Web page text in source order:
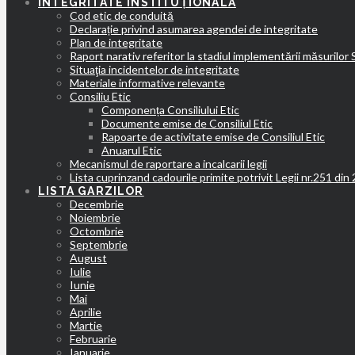
Cod etic de conduită
Declarație privind asumarea agendei de integritate
Plan de integritate
Raport narativ referitor la stadiul implementării măsurilor
Situaţia incidentelor de integritate
Materiale informative relevante
Consiliu Etic
Componența Consiliului Etic
Documente emise de Consiliul Etic
Rapoarte de activitate emise de Consiliul Etic
Anuarul Etic
Mecanismul de raportare a incalcarii legii
Lista cuprinzand cadourile primite potrivit Legii nr.251 din
LISTA GARZILOR
Decembrie
Noiembrie
Octombrie
Septembrie
August
Iulie
Iunie
Mai
Aprilie
Martie
Februarie
Ianuarie